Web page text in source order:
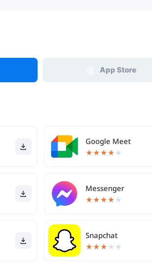
App Store
Google Meet
★★★★ ★
Messenger
★★★★ ★
Snapchat
★★★ ★ ★